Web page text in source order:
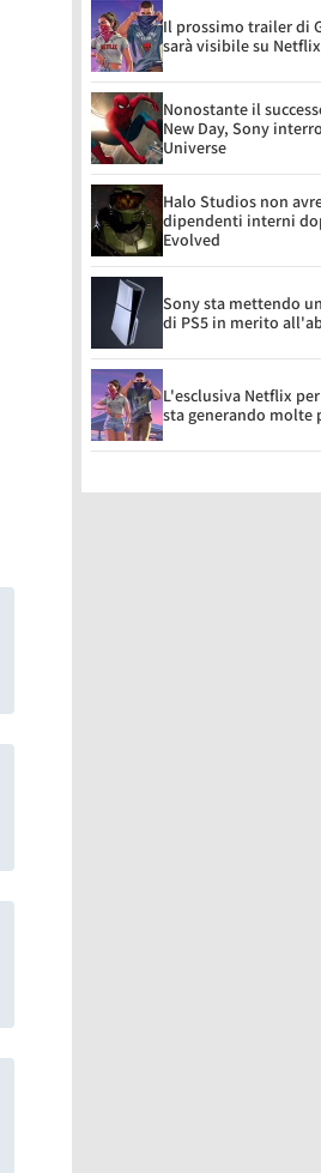
Il prossimo trailer di
sarà visibile su Netflix
Nonostante il
New Day, Sony
Universe
Halo Studios non
dipendenti interni
Evolved
Sony sta mettendo
di PS5 in merito
L'esclusiva Netflix
sta generando molte